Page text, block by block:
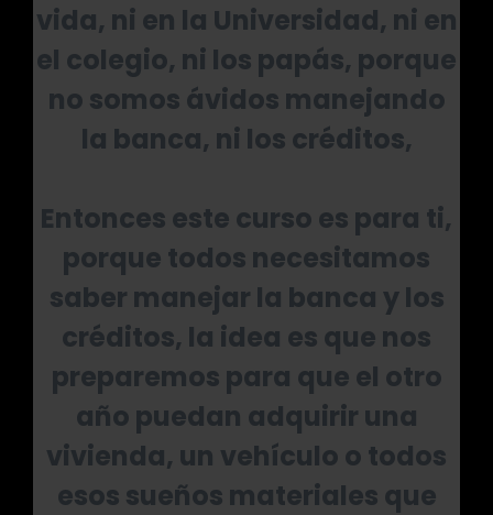
vida, ni en la Universidad, ni en
el colegio, ni los papás, porque
no somos ávidos manejando
la banca, ni los créditos,
Entonces este curso es para ti,
porque todos necesitamos
saber manejar la banca y los
créditos, la idea es que nos
preparemos para que el otro
año puedan adquirir una
vivienda, un vehículo o todos
esos sueños materiales que